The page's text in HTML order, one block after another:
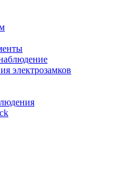
электрозамков